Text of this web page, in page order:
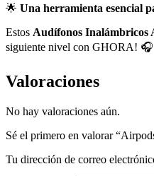
🌟 Una herramienta esencial
Estos Audífonos Inalámbricos
siguiente nivel con GHORA! 🎧
Valoraciones
No hay valoraciones aún.
Sé el primero en valorar
Tu dirección de correo